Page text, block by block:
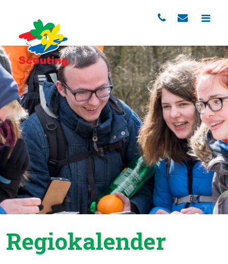
Regiokalender